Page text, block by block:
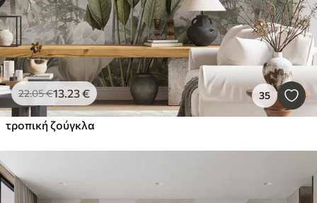
22.05€13.23€ 35
τροπική ζούγκλα